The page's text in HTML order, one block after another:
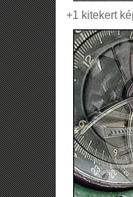
+1 kitekert